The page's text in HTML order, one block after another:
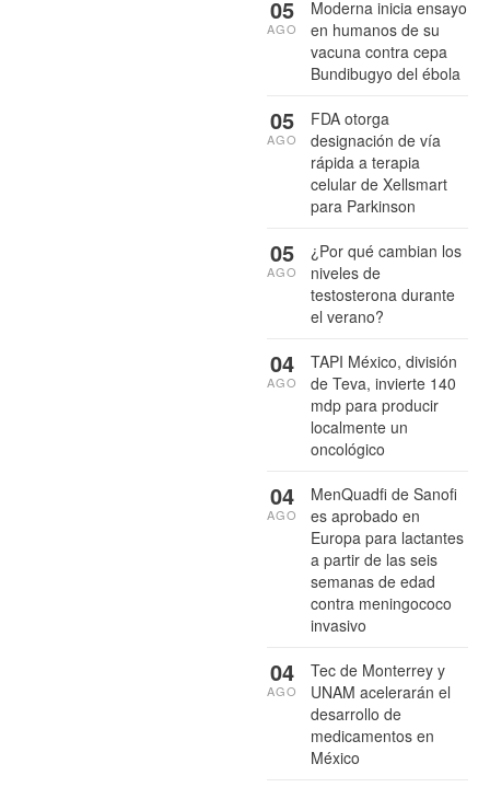
Moderna inicia ensayo
en humanos de su
vacuna contra cepa
Bundibugyo del ébola
05
AGO
FDA otorga
designación de vía
rápida a terapia
celular de Xellsmart
para Parkinson
05
AGO
¿Por qué cambian los
niveles de
testosterona durante
el verano?
05
AGO
TAPI México, división
de Teva, invierte 140
mdp para producir
localmente un
oncológico
04
AGO
MenQuadfi de Sanofi
es aprobado en
Europa para lactantes
a partir de las seis
semanas de edad
contra meningococo
invasivo
04
AGO
Tec de Monterrey y
UNAM acelerarán el
desarrollo de
medicamentos en
México
04
AGO